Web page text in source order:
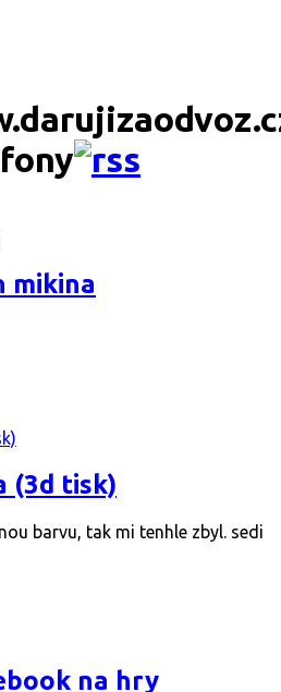
mikina
(3d tisk)
barvu, tak mi tenhle zbyl. sedi
na hry